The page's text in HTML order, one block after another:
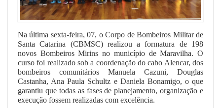
Na última sexta-feira, 07, o Corpo de Bombeiros Militar de
Santa Catarina (CBMSC) realizou a formatura de 198
novos Bombeiros Mirins no município de Maravilha. O
curso foi realizado sob a coordenação do cabo Alencar, dos
bombeiros comunitários Manuela Cazuni, Douglas
Castanha, Ana Paula Schultz e Daniela Bonamigo, o que
garantiu que todas as fases de planejamento, organização e
execução fossem realizadas com excelência.